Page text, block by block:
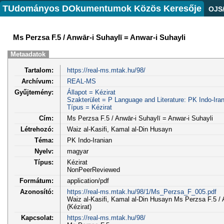
TUdományos DOkumentumok Közös Keresője
Ms Perzsa F.5 / Anwār-i Suhaylī = Anwar-i Suhayli
Metaadatok
Tartalom:
https://real-ms.mtak.hu/98/
Archívum:
REAL-MS
Gyűjtemény:
Állapot = Kézirat
Szakterület = P Language and Literature: PK Indo-
Típus = Kézirat
Cím:
Ms Perzsa F.5 / Anwār-i Suhaylī = Anwar-i Suhayli
Létrehozó:
Waiz al-Kasifi, Kamal al-Din Husayn
Téma:
PK Indo-Iranian
Nyelv:
magyar
Típus:
Kézirat
NonPeerReviewed
Formátum:
application/pdf
Azonosító:
https://real-ms.mtak.hu/98/1/Ms_Perzsa_F_005.pdf
Waiz al-Kasifi, Kamal al-Din Husayn Ms Perzsa F.5 /
(Kézirat)
Kapcsolat:
https://real-ms.mtak.hu/98/